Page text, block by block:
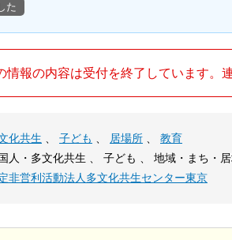
た
情報の内容は受付を終了しています。
化共生 子ども 居場所
教育
人・多文化共生 、 子ども 、 地域・まち・
非営利活動法人多文化共生センター東京